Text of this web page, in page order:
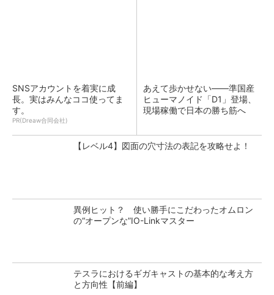
SNSアカウントを着実に成
長。実はみんなココ使ってま
す。
PR(Dreaw合同会社)
あえて歩かせない――準国産
ヒューマノイド「D1」登場、
現場稼働で日本の勝ち筋へ
【レベル4】図面の穴寸法の表記を攻略せよ！
異例ヒット？ 使い勝手にこだわったオムロン
の“オープンな”IO-Linkマスター
テスラにおけるギガキャストの基本的な考え方
と方向性【前編】